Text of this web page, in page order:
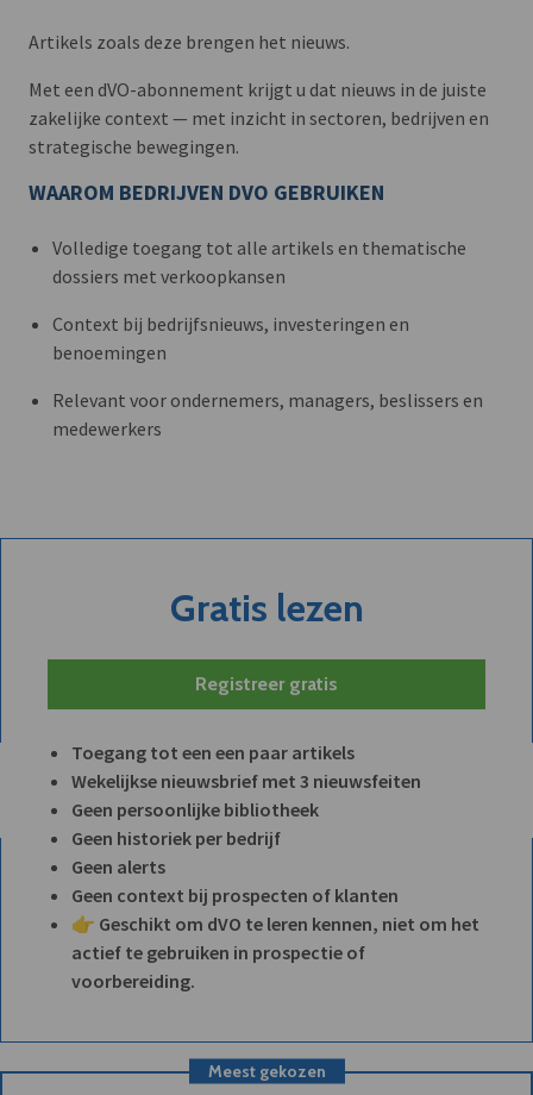
Artikels zoals deze brengen het nieuws.
Met een dVO-abonnement krijgt u dat nieuws in de juiste
zakelijke context — met inzicht in sectoren, bedrijven en
strategische bewegingen.
WAAROM BEDRIJVEN DVO GEBRUIKEN
Volledige toegang tot alle artikels en thematische
dossiers met verkoopkansen
Context bij bedrijfsnieuws, investeringen en
benoemingen
Relevant voor ondernemers, managers, beslissers en
medewerkers
Gratis lezen
Registreer gratis
Toegang tot een een paar artikels
Wekelijkse nieuwsbrief met 3 nieuwsfeiten
Geen persoonlijke bibliotheek
Geen historiek per bedrijf
Geen alerts
Geen context bij prospecten of klanten
👉 Geschikt om dVO te leren kennen, niet om het
actief te gebruiken in prospectie of
voorbereiding.
Meest gekozen